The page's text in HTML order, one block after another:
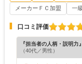
メーカーＦＣ加盟
一
口コミ評価
『担当者の人柄・説明力
（40代／男性）